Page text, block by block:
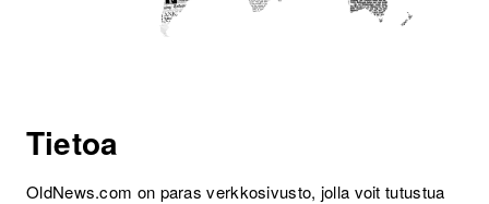
Tietoa
OldNews.com on paras verkkosivusto, jolla voit tutustua